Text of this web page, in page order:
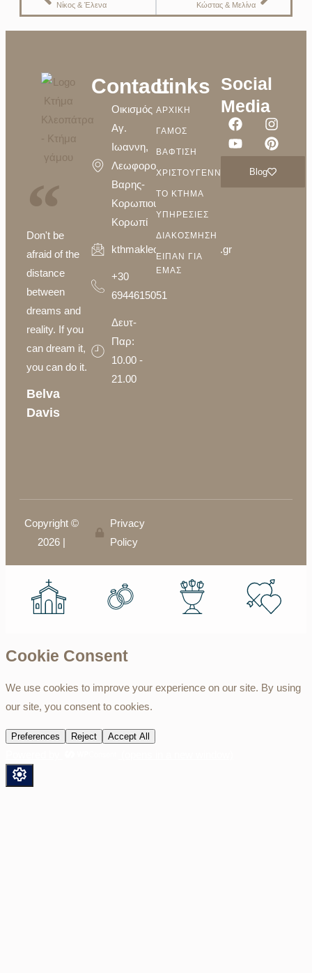
Νίκος & Έλενα Κώστας & Μελίνα
Don't be
afraid of the
distance
between
dreams and
reality. If you
can dream it,
you can do it.
Belva
Davis
Contact
Οικισμός
Αγ.
Ιωαννη,
Λεωφορος
Βαρης-
Κορωπιου,
Κορωπί
kthmakleopatra@yahoo.gr
+30
6944615051
Δευτ-
Παρ:
10.00 -
21.00
Links
ΑΡΧΙΚΗ
ΓΑΜΟΣ
ΒΑΦΤΙΣΗ
ΧΡΙΣΤΟΥΓΕΝΝΑ
ΤΟ ΚΤΗΜΑ
ΥΠΗΡΕΣΙΕΣ
ΔΙΑΚΟΣΜΗΣΗ
ΕΙΠΑΝ ΓΙΑ
ΕΜΑΣ
Social
Media
Blog
Copyright ©
2026 |
Privacy
Policy